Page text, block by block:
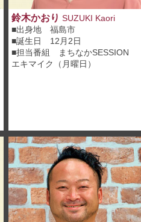
鈴木かおり SUZUKI Kaori
■出身地 福島市
■誕生日 12月2日
■担当番組
まちなかSESSION
エキマイク（月曜日）